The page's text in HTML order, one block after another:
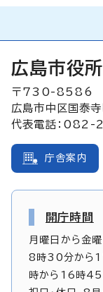
広島市役所
〒730-8586
広島市中区国泰
代表電話：
庁舎案内
開庁時間
月曜日から金曜
8時30分から
時から16時45